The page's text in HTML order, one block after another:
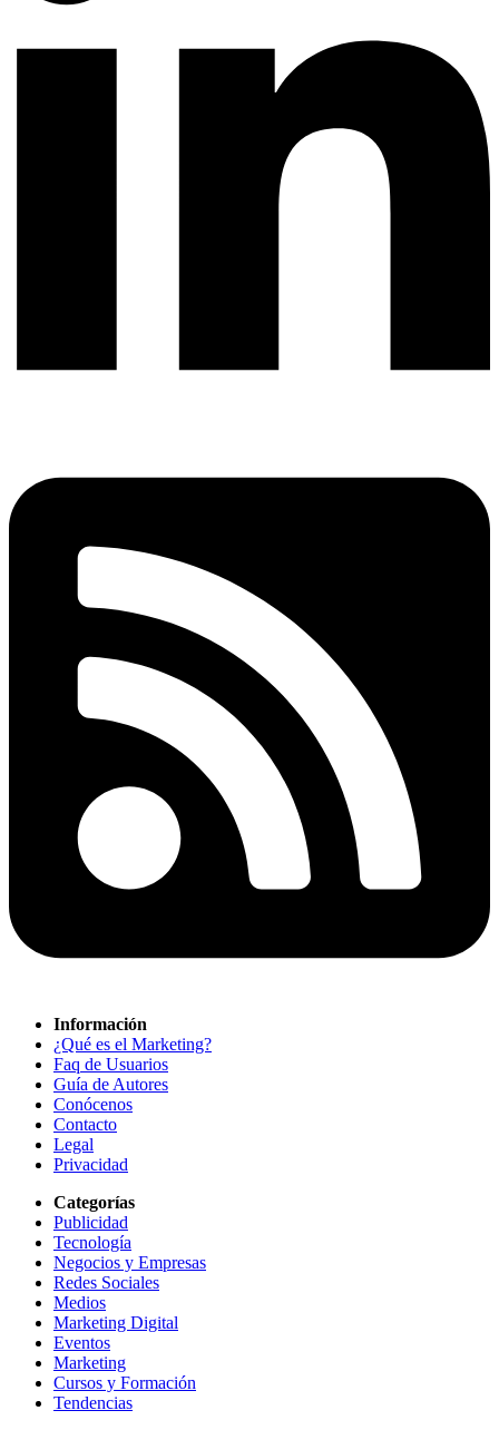
Información
¿Qué es el Marketing?
Faq de Usuarios
Guía de Autores
Conócenos
Contacto
Legal
Privacidad
Categorías
Publicidad
Tecnología
Negocios y Empresas
Redes Sociales
Medios
Marketing Digital
Eventos
Marketing
Cursos y Formación
Tendencias